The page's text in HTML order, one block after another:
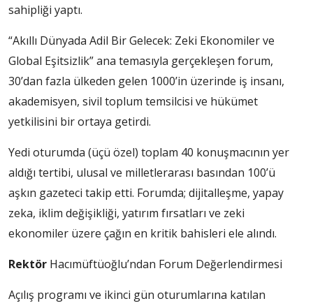
sahipliği yaptı.
“Akıllı Dünyada Adil Bir Gelecek: Zeki Ekonomiler ve
Global Eşitsizlik” ana temasıyla gerçekleşen forum,
30’dan fazla ülkeden gelen 1000’in üzerinde iş insanı,
akademisyen, sivil toplum temsilcisi ve hükümet
yetkilisini bir ortaya getirdi.
Yedi oturumda (üçü özel) toplam 40 konuşmacının yer
aldığı tertibi, ulusal ve milletlerarası basından 100’ü
aşkın gazeteci takip etti. Forumda; dijitalleşme, yapay
zeka, iklim değişikliği, yatırım fırsatları ve zeki
ekonomiler üzere çağın en kritik bahisleri ele alındı.
Rektör Hacımüftüoğlu’ndan Forum Değerlendirmesi
Açılış programı ve ikinci gün oturumlarına katılan